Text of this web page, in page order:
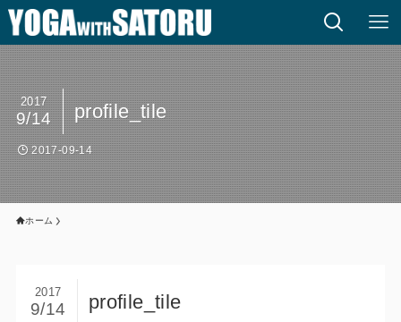
profile_tile
2017
9/14
2017-09-14
ホーム
profile_tile
2017
9/14